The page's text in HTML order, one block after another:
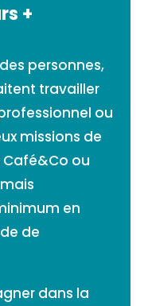
+
personnes,
travailler
ou
missions de
ou
en
de
dans la